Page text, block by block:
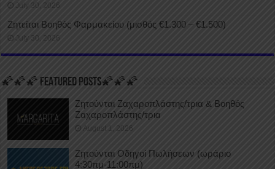
July 30, 2026
Ζητείται Βοηθός Φαρμακείου (μισθός €1.300 – €1.500)
July 30, 2026
🌠🌠🌠 FEATURED POSTS🌠🌠🌠
Ζητούνται Ζαχαροπλάστης/τρια & Βοηθός
Ζαχαροπλάστης/τρια
August 1, 2026
Ζητούνται Οδηγοί Πωλήσεων (ωράριο
4:30πμ-11:00πμ)